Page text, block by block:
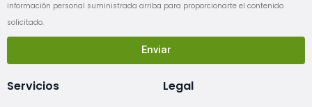
información personal suministrada arriba para proporcionarte el contenido
solicitado.
Enviar
Servicios Legal